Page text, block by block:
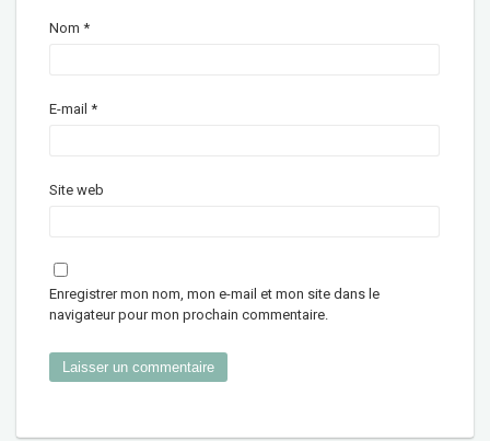
Nom *
E-mail *
Site web
Enregistrer mon nom, mon e-mail et mon site dans le
navigateur pour mon prochain commentaire.